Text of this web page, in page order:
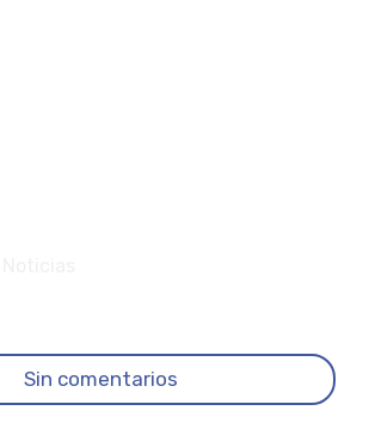
Sin comentarios